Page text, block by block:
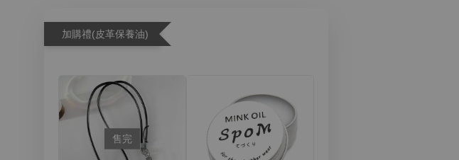
加購禮(皮革保養油)
售完